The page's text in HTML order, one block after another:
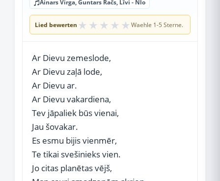
Ainars Virga, Guntars Račs, Līvi - Nlo
Lied bewerten ★ ★ ★ ★ ★ Waehle 1-5 Sterne.
Ar Dievu zemeslode,
Ar Dievu zaļā lode,
Ar Dievu ar.
Ar Dievu vakardiena,
Tev jāpaliek būs vienai,
Jau šovakar.
Es esmu bijis vienmēr,
Te tikai svešinieks vien.
Jo citas planētas vējš,